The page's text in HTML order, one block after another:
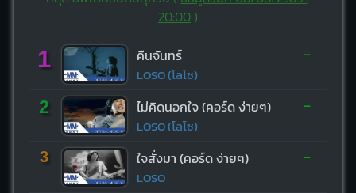
20:00)
1 คืนจันทร์
LOSO (โลโซ)
-
2 ไม่คิดนอกใจ (คอร์ด ง่ายๆ)
LOSO (โลโซ)
-
3 ใจสั่งมา (คอร์ด ง่ายๆ)
LOSO
-